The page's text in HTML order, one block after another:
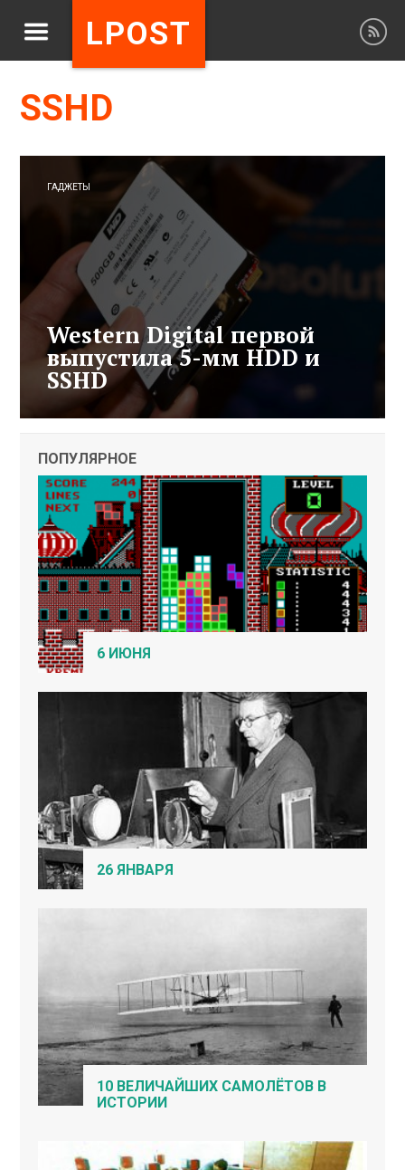
LPOST
SSHD
ГАДЖЕТЫ
Western Digital первой
выпустила 5-мм HDD и
SSHD
ПОПУЛЯРНОЕ
6 ИЮНЯ
26 ЯНВАРЯ
10 ВЕЛИЧАЙШИХ САМОЛЁТОВ В
ИСТОРИИ